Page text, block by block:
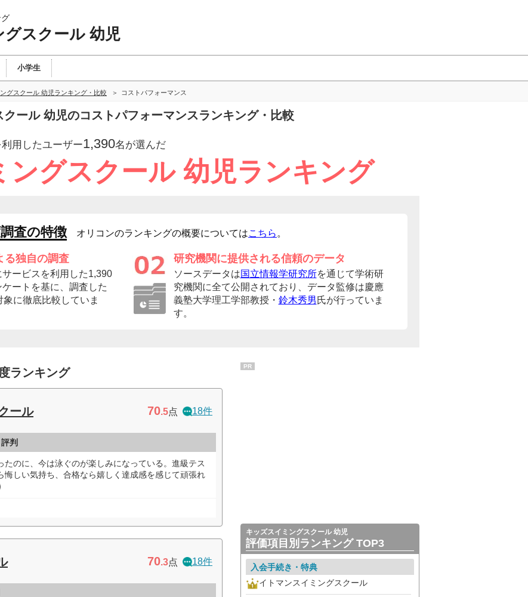
スクール 幼児
小学生
グスクール 幼児ランキング・比較 コストパフォーマンス
クール 幼児のコストパフォーマンスランキング・比較
用したユーザー1,390名が選んだ
ングスクール 幼児ランキング
査の特徴 オリコンのランキングの概要についてはこちら 。
る独自の調査
ービスを利用した1,390
ートを基に、調査した
に徹底比較していま
研究機関に提供される信頼のデータ
ソースデータは国立情報学研究所を通じて学術研
究機関に全て公開されており、データ監修は慶應
義塾大学理工学部教授・ 鈴木秀男 氏が行っていま
す。
ランキング
ール 70.5点 18件
判
のに、今は泳ぐのが楽しみになっている。進級テス
悔しい気持ち、合格なら嬉しく達成感を感じて頑張れ
70.3点 18件
PR
キッズスイミングスクール 幼児
評価項目別ランキング TOP3
入会手続き・特典
イトマンスイミングスクール